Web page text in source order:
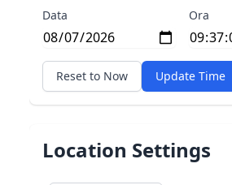
Data Ora
Reset to Now Update Time
Location Settings